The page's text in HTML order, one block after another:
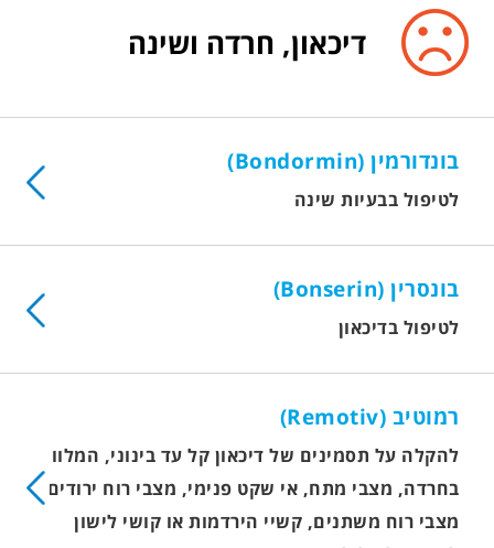
דיכאון, חרדה ושינה
בונדורמין (Bondormin)
לטיפול בבעיות שינה
בונסרין (Bonserin)
לטיפול בדיכאון
רמוטיב (Remotiv)
להקלה על תסמינים של דיכאון קל עד בינוני, המלווה
בחרדה, מצבי מתח, אי שקט פנימי, מצבי רוח ירודים,
מצבי רוח משתנים, קשיי הירדמות או קושי לישון